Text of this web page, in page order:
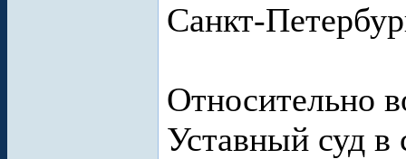
Санкт-
Относительно
Уставный суд в